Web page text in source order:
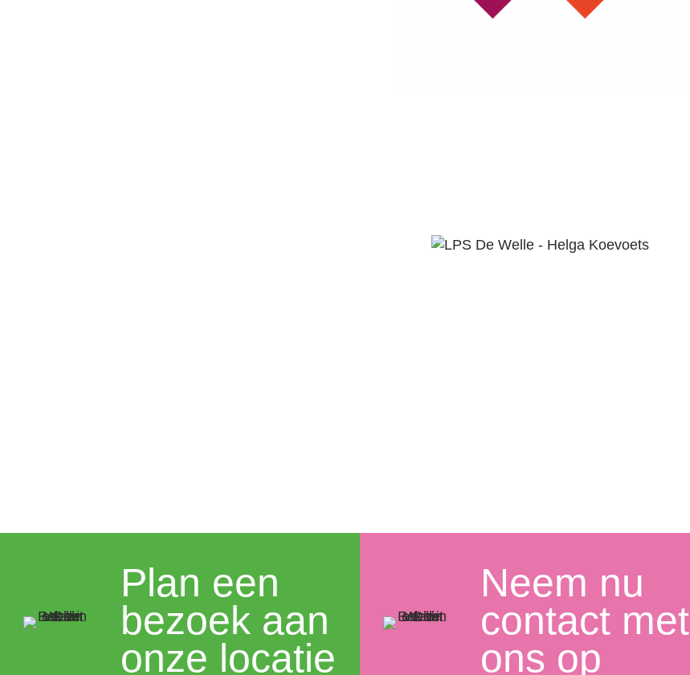
Plan een
bezoek aan
onze locatie
Neem nu
contact met
ons op